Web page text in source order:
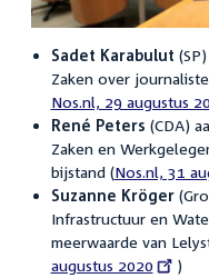
Sadet Karabulut
Zaken over
Nos.nl, 29 augustus
René Peters (CDA)
Zaken en
bijstand (External
link:
Nos.nl, 31
Suzanne Kröger
Infrastructuur en
meerwaarde van
augustus 2020
)